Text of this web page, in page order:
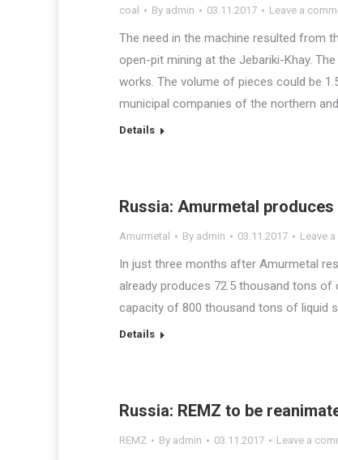
coal By admin 03.11.2017 Leave a
The need in the machine resulted from
open-pit mining at the Jebariki-Khay.
works. The volume of pieces could be
municipal companies of the northern
Details
Russia: Amurmetal
Amurmetal By admin 03.11.2017 Leave
In just three months after Amurmetal
already produces 72.5 thousand tons
capacity of 800 thousand tons of liquid
Details
Russia: REMZ to be
REMZ By admin 03.11.2017 Leave a